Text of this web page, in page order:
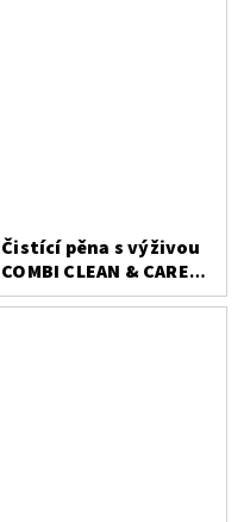
Čistící pěna s výživou
COMBI CLEAN & CARE
200 ml